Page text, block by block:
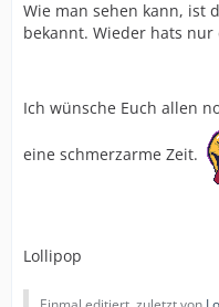
Wie man sehen kann, ist
bekannt. Wieder hats
Ich wünsche Euch allen
eine schmerzarme Zeit.
Lollipop